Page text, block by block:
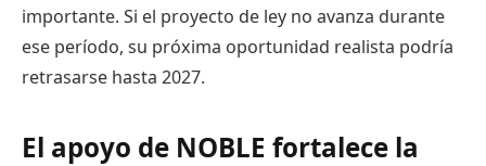
importante. Si el proyecto de ley no avanza durante
ese período, su próxima oportunidad realista podría
retrasarse hasta 2027.
El apoyo de NOBLE fortalece la